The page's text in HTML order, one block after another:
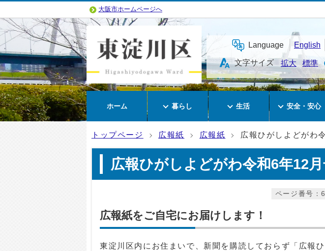
大阪市ホームページへ
Language English
文字サイズ 拡大 標準
ホーム 暮らし 生活 安全・安心
トップページ 広報紙 広報紙 広報ひがしよどがわ
広報ひがしよどがわ令和6年12
ページ番号：
広報紙をご自宅にお届けします！
東淀川区内にお住まいで、新聞を購読しておらず「広報